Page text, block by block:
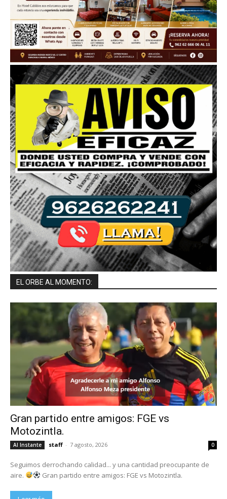
EL ORBE AL MOMENTO:
Gran partido entre amigos: FGE vs
Motozintla.
Al Instante staff - 7 agosto, 2026 0
Seguimos derrochando calidad... y una cantidad preocupante de
aire.
Gran partido entre amigos: FGE vs Motozintla.